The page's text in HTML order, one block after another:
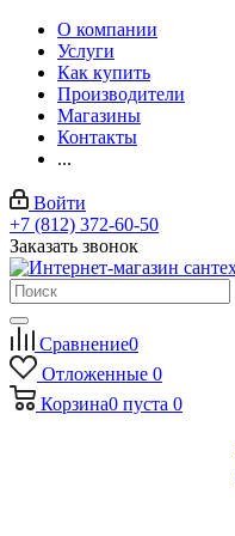
О компании
Услуги
Как купить
Производители
Магазины
Контакты
...
Войти
+7 (812) 372-60-50
Заказать звонок
Сравнение0
Отложенные 0
Корзина0 пуста 0